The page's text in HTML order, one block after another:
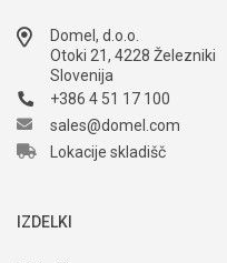
Domel, d.o.o.
Otoki 21, 4228 Železniki
Slovenija
+386 4 51 17 100
sales@domel.com
Lokacije skladišč
IZDELKI